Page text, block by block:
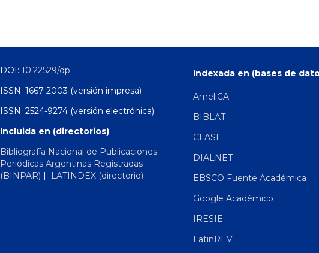
DOI: 10.22529/dp
ISSN: 1667-2003 (versión impresa)
ISSN: 2524-9274 (versión electrónica)
Incluida en (directorios)
Bibliografía Nacional de Publicaciones
Periódicas Argentinas Registradas
(BINPAR)
LATINDEX (directorio)
Indexada en (bases de
AmeliCA
BIBLAT
CLASE
DIALNET
EBSCO Fuente Académica
Google Académico
IRESIE
LatinREV